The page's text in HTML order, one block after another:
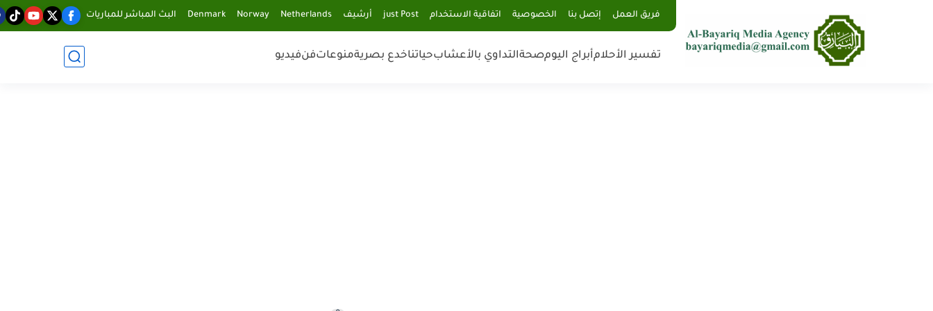
فريق العمل إتصل بنا الخصوصية اتفاقية الاستخدام just Post أرشيف Netherlands
Norway
Denmark البث المباشر للمباريات
تفسير الأحلامأبراج اليومصحةالتداوي بالأعشابحياتناخدع بصريةمنوعاتفنفيديو